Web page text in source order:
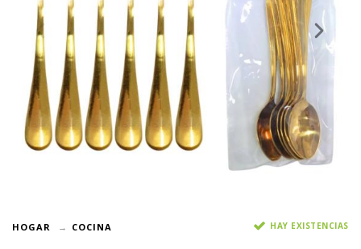
HOGAR COCINA HAY EXISTENCIAS